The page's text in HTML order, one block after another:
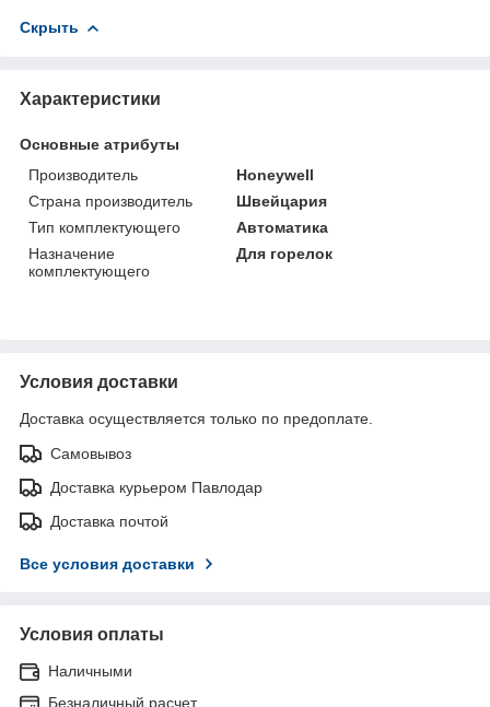
Скрыть
Характеристики
Основные атрибуты
Производитель
Honeywell
Страна производитель
Швейцария
Тип комплектующего
Автоматика
Назначение
комплектующего
Для горелок
Условия доставки
Доставка осуществляется только по предоплате.
Самовывоз
Доставка курьером Павлодар
Доставка почтой
Все условия доставки
Условия оплаты
Наличными
Безналичный расчет